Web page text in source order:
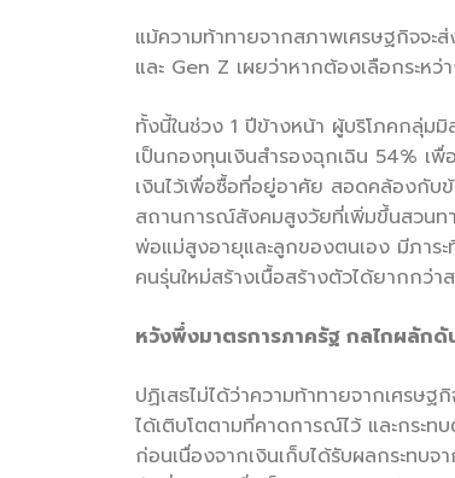
แม้ความท้าทายจากสภาพเศรษฐกิจจ
และ Gen Z เผยว่าหากต้องเลือกระห
ทั้งนี้ในช่วง 1 ปีข้างหน้า ผู้บริโภคกลุ่ม
เป็นกองทุนเงินสำรองฉุกเฉิน 54% เ
เงินไว้เพื่อซื้อที่อยู่อาศัย สอดคล้องกับ
สถานการณ์สังคมสูงวัยที่เพิ่มขึ้นสวนท
พ่อแม่สูงอายุและลูกของตนเอง มีภาระ
คนรุ่นใหม่สร้างเนื้อสร้างตัวได้ยากกว่
หวังพึ่งมาตรการภาครัฐ กลไกผลักดั
ปฏิเสธไม่ได้ว่าความท้าทายจากเศรษ
ได้เติบโตตามที่คาดการณ์ไว้ และกระท
ก่อนเนื่องจากเงินเก็บได้รับผลกระทบ